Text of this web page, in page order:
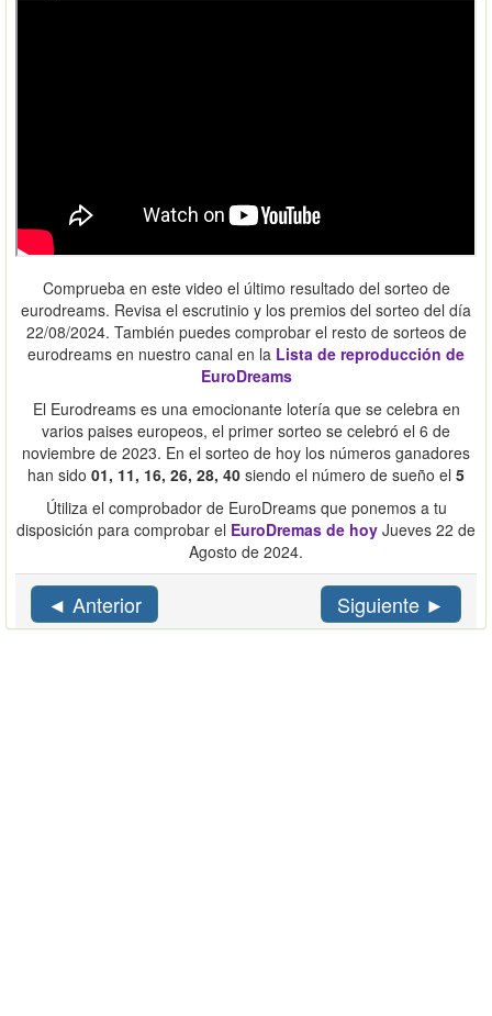
Comprueba en este video el último resultado del sorteo de
eurodreams. Revisa el escrutinio y los premios del sorteo del día
22/08/2024. También puedes comprobar el resto de sorteos de
eurodreams en nuestro canal en la Lista de reproducción de
EuroDreams
El Eurodreams es una emocionante lotería que se celebra en
varios paises europeos, el primer sorteo se celebró el 6 de
noviembre de 2023. En el sorteo de hoy los números ganadores
han sido 01, 11, 16, 26, 28, 40 siendo el número de sueño el 5
Útiliza el comprobador de EuroDreams que ponemos a tu
disposición para comprobar el EuroDremas de hoy Jueves 22 de
Agosto de 2024.
◄ Anterior Siguiente ►